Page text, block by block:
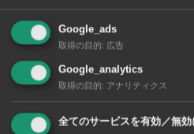
点超、総額は約4,000万Bに及ん
広告
Google_ads
取得の目的: 広告
Google_analytics
取得の目的: アナリティクス
全てのサービスを有効／無効